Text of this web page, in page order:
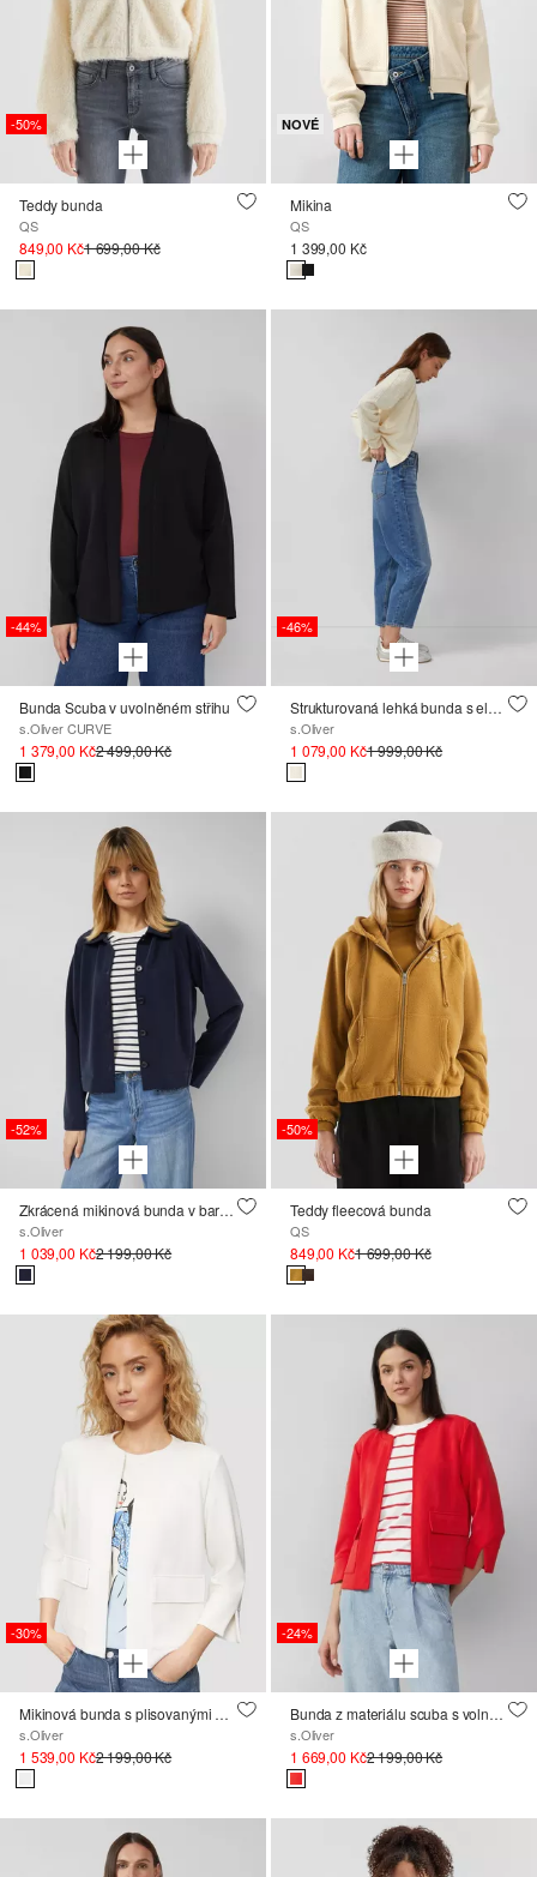
-50%
Teddy bunda
QS
849,00 Kč1 699,00 Kč
NOVÉ
Mikina
QS
1 399,00 Kč
-44%
Bunda Scuba v uvolněném střihu
s.Oliver CURVE
1 379,00 Kč2 499,00 Kč
-46%
Strukturovaná lehká bunda s elastickým pasem
s.Oliver
1 079,00 Kč1 999,00 Kč
-52%
Zkrácená mikinová bunda v barvě Scuba
s.Oliver
1 039,00 Kč2 199,00 Kč
-50%
Teddy fleecová bunda
QS
849,00 Kč1 699,00 Kč
-30%
Mikinová bunda s plisovanými detaily
s.Oliver
1 539,00 Kč2 199,00 Kč
-24%
Bunda z materiálu scuba s volnějším střihem Relaxed Fit a 3/4 rukávy
s.Oliver
1 669,00 Kč2 199,00 Kč